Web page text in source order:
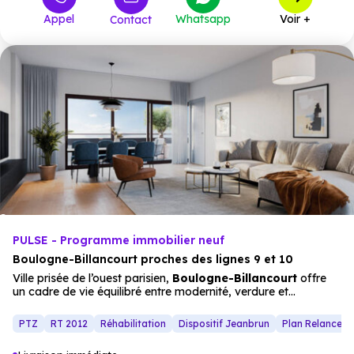
Appel Contact Whatsapp Voir +
PULSE - Programme immobilier neuf
Boulogne-Billancourt proches des lignes 9 et 10
Ville prisée de l’ouest parisien, Boulogne-Billancourt offre
un cadre de vie équilibré entre modernité, verdure et
s’inscrit dans un environnement calme, tout en restant proche
des commodités, descommerceset des équipements
PTZ RT 2012 Réhabilitation Dispositif Jeanbrun Plan Relance